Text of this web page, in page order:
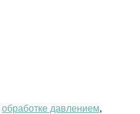
обработке давлением,